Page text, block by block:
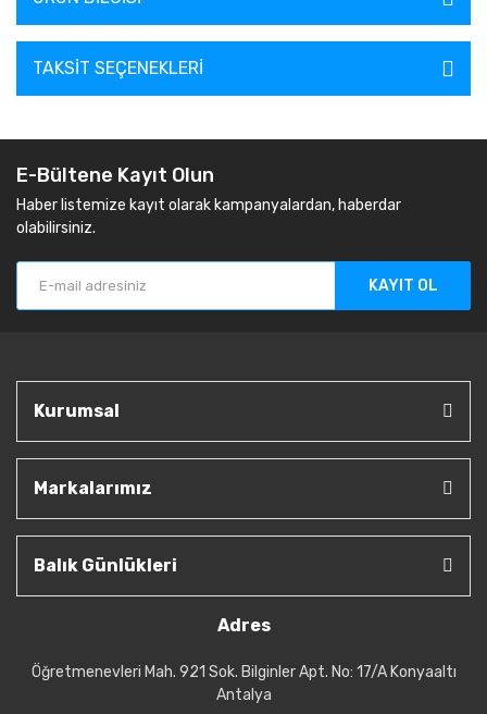
TAKSIT SEÇENEKLERI
E-Bültene Kayıt Olun
Haber listemize kayıt olarak kampanyalardan, haberdar
olabilirsiniz.
KAYIT OL
Kurumsal
Markalarımız
Balık Günlükleri
Adres
Öğretmenevleri Mah. 921 Sok. Bilginler Apt. No: 17/A Konyaaltı
Antalya